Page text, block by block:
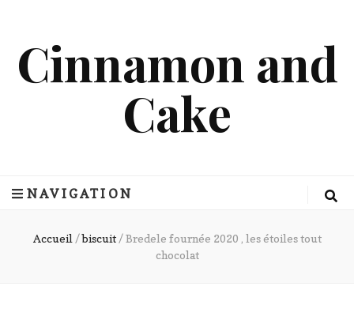
Cinnamon and
Cake
NAVIGATION
Accueil /biscuit / Bredele fournée 2020 , les étoiles tout
chocolat